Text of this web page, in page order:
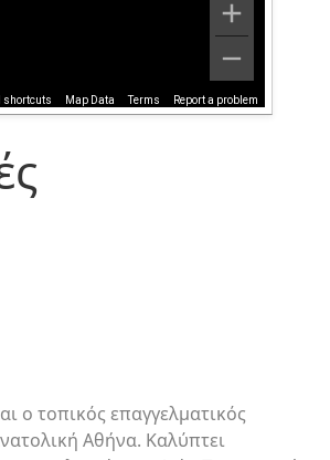
shortcuts Map Data Terms Report a problem
ο τοπικός επαγγελματικός
Αθήνα. Καλύπτει